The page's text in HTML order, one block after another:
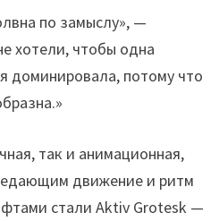
по замыслу», —
хотели, чтобы одна
доминировала, потому что
так и анимационная,
движение и ритм
стали Aktiv Grotesk —